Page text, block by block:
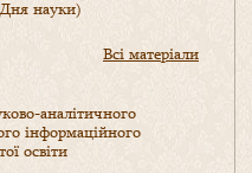
науки)
Всі матеріали
аналітичного
інформаційного
освіти